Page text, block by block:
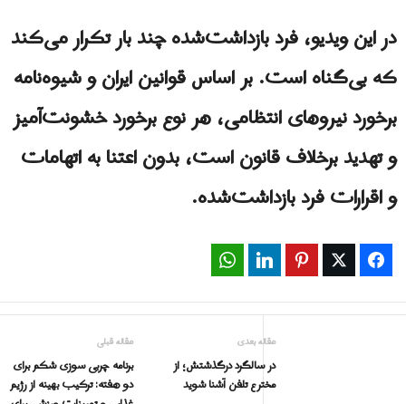
در این ویدیو، فرد بازداشت‌شده چند بار تکرار می‌کند
که بی‌گناه است. بر اساس قوانین ایران و شیوه‌نامه
برخورد نیروهای انتظامی، هر نوع برخورد خشونت‌آمیز
و تهدید برخلاف قانون است، بدون اعتنا به اتهامات
و اقرارات فرد بازداشت‌شده.
Facebook
Twitter
Pinterest
LinkedIn
مقاله قبلی
برنامه چربی سوزی شکم برای
دو هفته: ترکیب بهینه از رژیم
مقاله بعدی
در سالگرد درگذشتش؛ از
مخترع تلفن آشنا شوید